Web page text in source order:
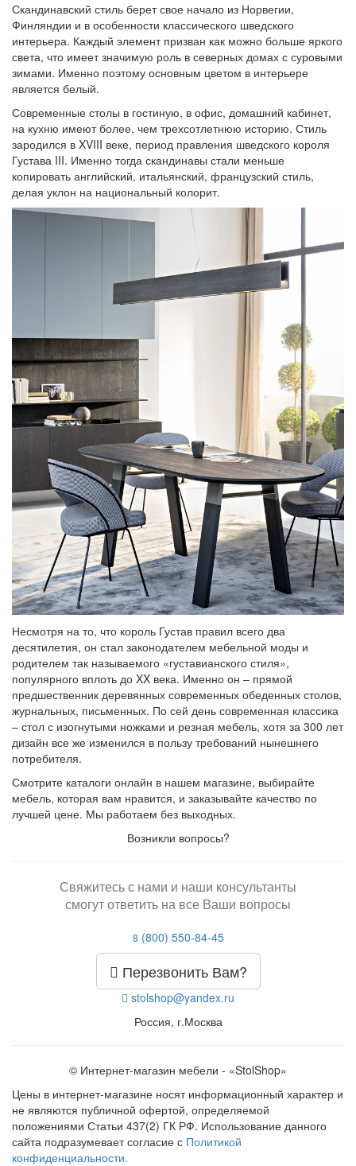
Скандинавский стиль берет свое начало из Норвегии,
Финляндии и в особенности классического шведского
интерьера. Каждый элемент призван как можно больше яркого
света, что имеет значимую роль в северных домах с суровыми
зимами. Именно поэтому основным цветом в интерьере
является белый.
Современные столы в гостиную, в офис, домашний кабинет,
на кухню имеют более, чем трехсотлетнюю историю. Стиль
зародился в XVIII веке, период правления шведского короля
Густава III. Именно тогда скандинавы стали меньше
копировать английский, итальянский, французский стиль,
делая уклон на национальный колорит.
Несмотря на то, что король Густав правил всего два
десятилетия, он стал законодателем мебельной моды и
родителем так называемого «густавианского стиля»,
популярного вплоть до XX века. Именно он – прямой
предшественник деревянных современных обеденных столов,
журнальных, письменных. По сей день современная классика
– стол с изогнутыми ножками и резная мебель, хотя за 300 лет
дизайн все же изменился в пользу требований нынешнего
потребителя.
Смотрите каталоги онлайн в нашем магазине, выбирайте
мебель, которая вам нравится, и заказывайте качество по
лучшей цене. Мы работаем без выходных.
Возникли вопросы?
Свяжитесь с нами и наши консультанты
смогут ответить на все Ваши вопросы
8 (800) 550-84-45
Перезвонить Вам?
stolshop@yandex.ru
Россия, г.Москва
© Интернет-магазин мебели - «StolShop»
Цены в интернет-магазине носят информационный характер и
не являются публичной офертой, определяемой
положениями Статьи 437(2) ГК РФ. Использование данного
сайта подразумевает согласие с Политикой
конфиденциальности.